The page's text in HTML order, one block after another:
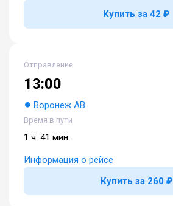
Купить за 42 ₽
Отправление
13:00
Воронеж АВ
Время в пути
1 ч. 41 мин.
Информация о рейсе
Купить за 260 ₽